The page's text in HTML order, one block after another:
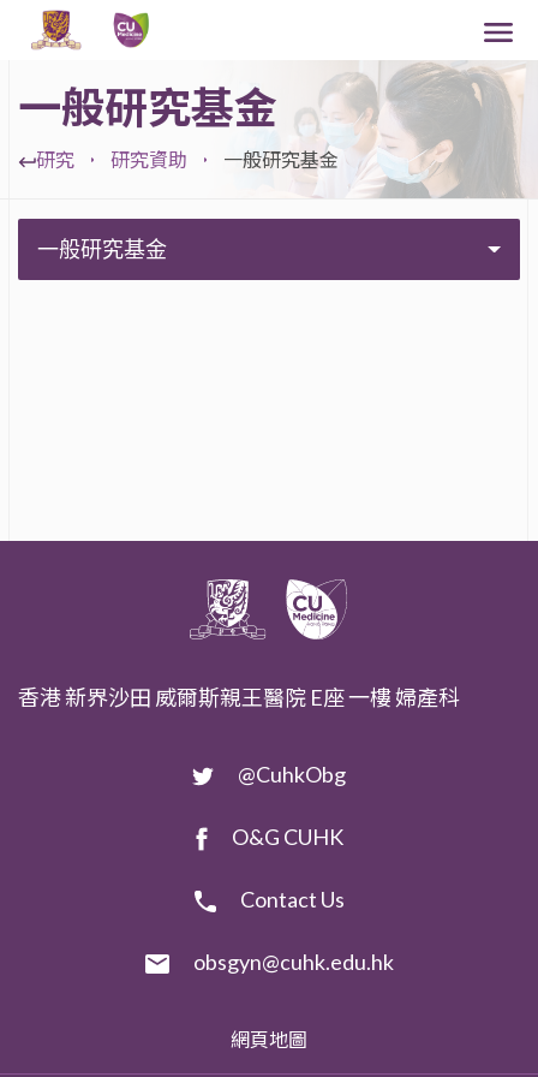
一般研究基金
研究 研究資助 一般研究基金
一般研究基金
香港 新界沙田 威爾斯親王醫院 E座 一樓 婦產科
@CuhkObg
O&G CUHK
Contact Us
obsgyn@cuhk.edu.hk
網頁地圖